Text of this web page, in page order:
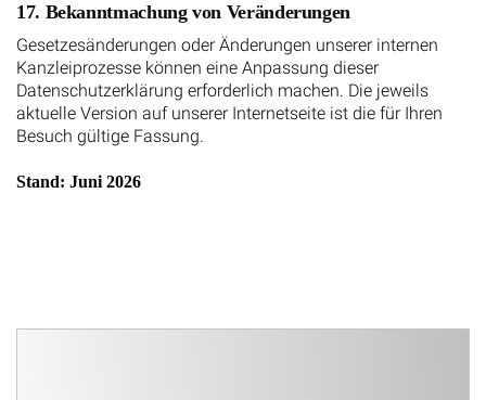
17. Bekanntmachung von Veränderungen
Gesetzesänderungen oder Änderungen unserer internen
Kanzleiprozesse können eine Anpassung dieser
Datenschutzerklärung erforderlich machen. Die jeweils
aktuelle Version auf unserer Internetseite ist die für Ihren
Besuch gültige Fassung.
Stand: Juni 2026